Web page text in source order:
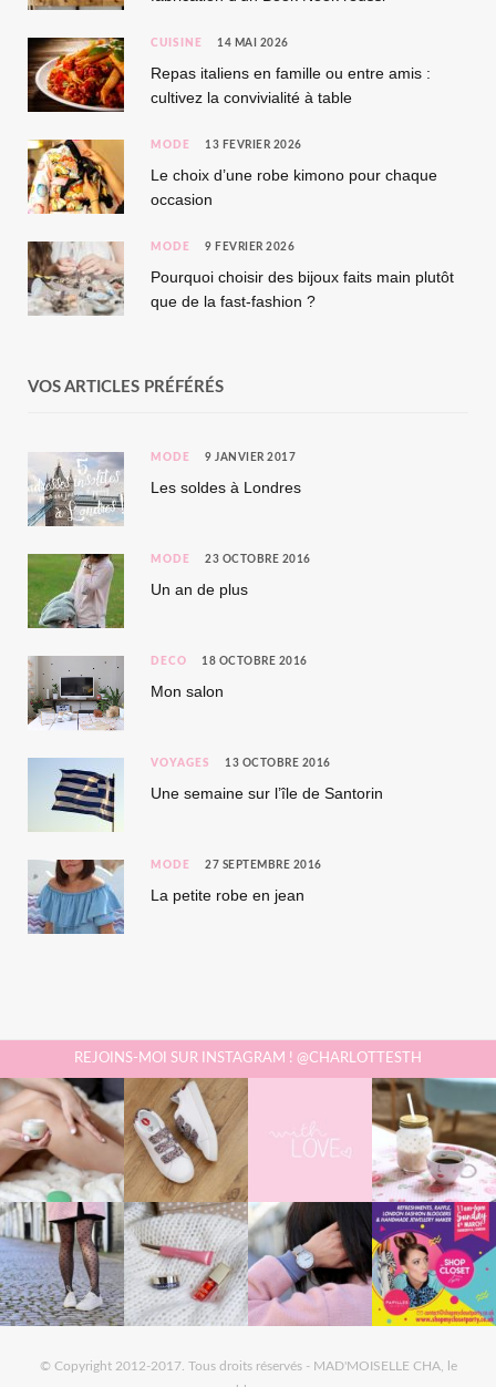
CUISINE 14 MAI 2026
Repas italiens en famille ou entre amis :
cultivez la convivialité à table
MODE 13 FÉVRIER 2026
Le choix d’une robe kimono pour chaque
occasion
MODE 9 FÉVRIER 2026
Pourquoi choisir des bijoux faits main plutôt
que de la fast-fashion ?
VOS ARTICLES PRÉFÉRÉS
MODE 9 JANVIER 2017
Les soldes à Londres
MODE 23 OCTOBRE 2016
Un an de plus
DÉCO 18 OCTOBRE 2016
Mon salon
VOYAGES 13 OCTOBRE 2016
Une semaine sur l’île de Santorin
MODE 27 SEPTEMBRE 2016
La petite robe en jean
REJOINS-MOI SUR INSTAGRAM ! @CHARLOTTESTH
© Copyright 2012-2017. Tous droits réservés - MAD'MOISELLE CHA, le